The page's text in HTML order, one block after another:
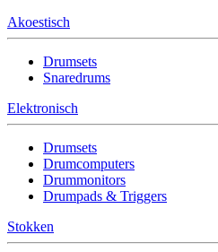
Akoestisch
Drumsets
Snaredrums
Elektronisch
Drumsets
Drumcomputers
Drummonitors
Drumpads & Triggers
Stokken